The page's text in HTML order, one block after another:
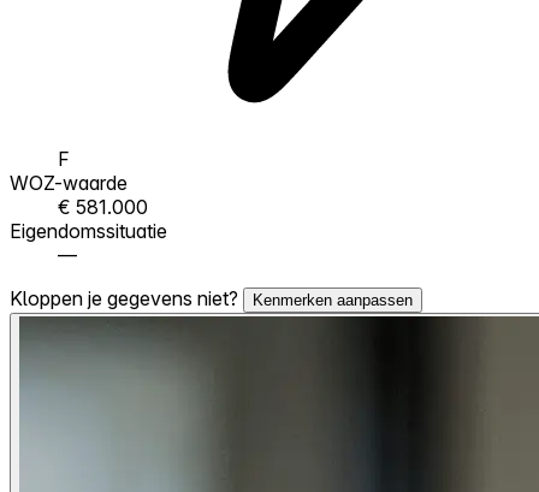
F
WOZ-waarde
€ 581.000
Eigendomssituatie
—
Kloppen je gegevens niet?
Kenmerken aanpassen